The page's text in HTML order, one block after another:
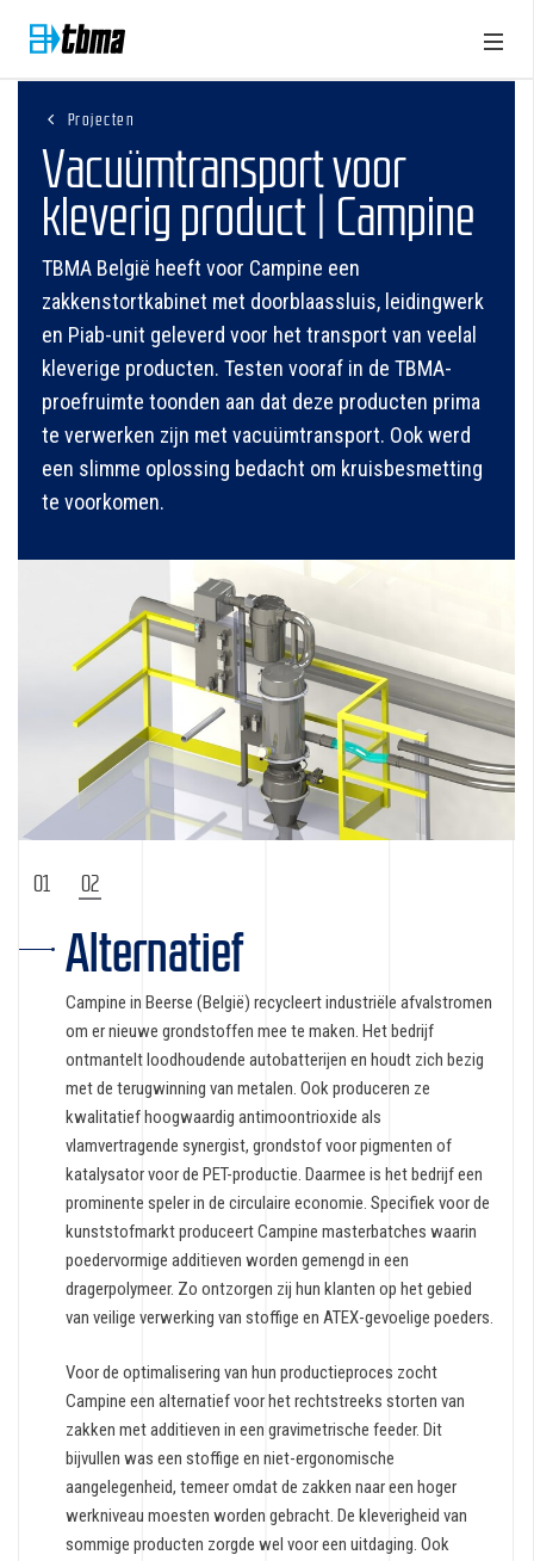
Projecten
Vacuümtransport voor
kleverig product | Campine
TBMA België heeft voor Campine een
zakkenstortkabinet met doorblaassluis, leidingwerk
en Piab-unit geleverd voor het transport van veelal
kleverige producten. Testen vooraf in de TBMA-
proefruimte toonden aan dat deze producten prima
te verwerken zijn met vacuümtransport. Ook werd
een slimme oplossing bedacht om kruisbesmetting
te voorkomen.
1 2
Alternatief
Campine in Beerse (België) recycleert industriële afvalstromen
om er nieuwe grondstoffen mee te maken. Het bedrijf
ontmantelt loodhoudende autobatterijen en houdt zich bezig
met de terugwinning van metalen. Ook produceren ze
kwalitatief hoogwaardig antimoontrioxide als
vlamvertragende synergist, grondstof voor pigmenten of
katalysator voor de PET-productie. Daarmee is het bedrijf een
prominente speler in de circulaire economie. Specifiek voor de
kunststofmarkt produceert Campine masterbatches waarin
poedervormige additieven worden gemengd in een
dragerpolymeer. Zo ontzorgen zij hun klanten op het gebied
van veilige verwerking van stoffige en ATEX-gevoelige poeders.
Voor de optimalisering van hun productieproces zocht
Campine een alternatief voor het rechtstreeks storten van
zakken met additieven in een gravimetrische feeder. Dit
bijvullen was een stoffige en niet-ergonomische
aangelegenheid, temeer omdat de zakken naar een hoger
werkniveau moesten worden gebracht. De kleverigheid van
sommige producten zorgde wel voor een uitdaging. Ook